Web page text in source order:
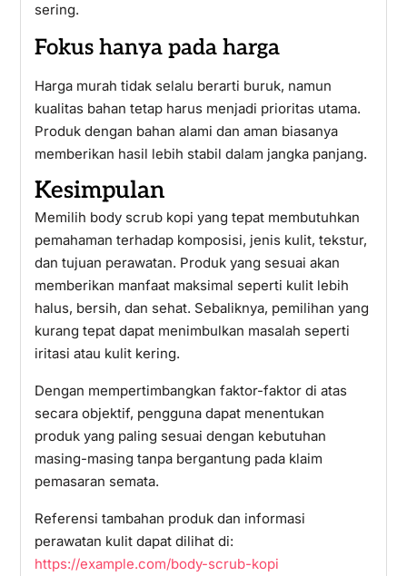
sering.
Fokus hanya pada harga
Harga murah tidak selalu berarti buruk, namun
kualitas bahan tetap harus menjadi prioritas utama.
Produk dengan bahan alami dan aman biasanya
memberikan hasil lebih stabil dalam jangka panjang.
Kesimpulan
Memilih body scrub kopi yang tepat membutuhkan
pemahaman terhadap komposisi, jenis kulit, tekstur,
dan tujuan perawatan. Produk yang sesuai akan
memberikan manfaat maksimal seperti kulit lebih
halus, bersih, dan sehat. Sebaliknya, pemilihan yang
kurang tepat dapat menimbulkan masalah seperti
iritasi atau kulit kering.
Dengan mempertimbangkan faktor-faktor di atas
secara objektif, pengguna dapat menentukan
produk yang paling sesuai dengan kebutuhan
masing-masing tanpa bergantung pada klaim
pemasaran semata.
Referensi tambahan produk dan informasi
perawatan kulit dapat dilihat di:
https://example.com/body-scrub-kopi